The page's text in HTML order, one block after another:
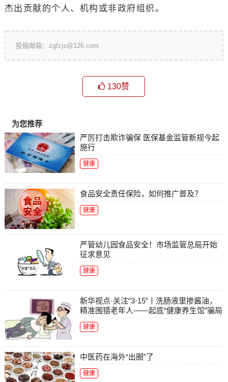
杰出贡献的个人、机构或非政府组织。
投稿邮箱：zgfzjs@126.com
130赞
为您推荐
严厉打击欺诈骗保 医保基金监管新规今起
施行
健康
食品安全责任保险，如何推广普及？
健康
严管幼儿园食品安全！市场监管总局开始
征求意见
健康
新华视点·关注“3·15”丨洗肠液里掺酱油，
精准围猎老年人——起底“健康养生馆”骗局
健康
中医药在海外“出圈”了
健康